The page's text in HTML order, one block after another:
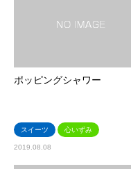
ポッピングシャワー
スイーツ 心いずみ
2019.08.08